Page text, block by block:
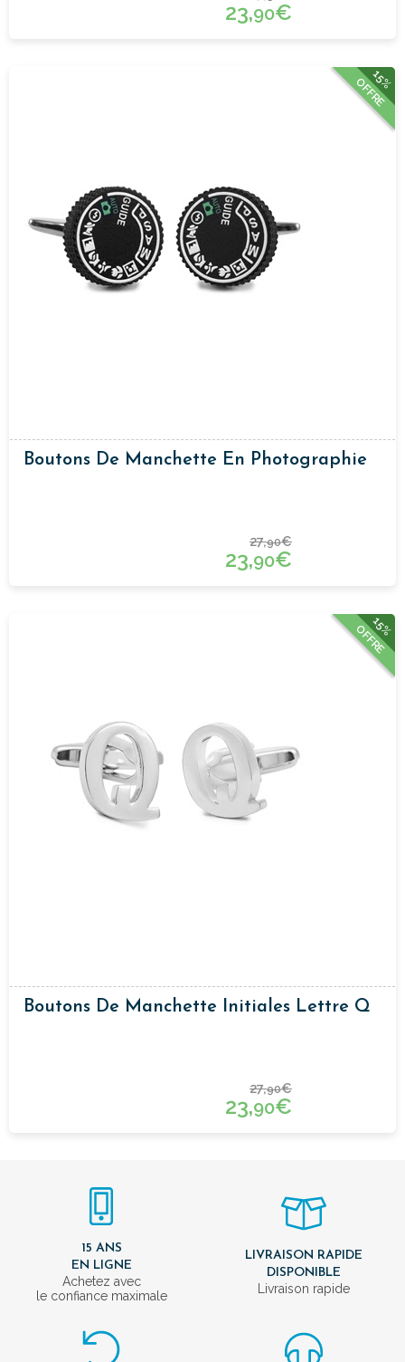
23,90€
15%
OFFRE
Boutons De Manchette En Photographie
27,90€
23,90€
15%
OFFRE
Boutons De Manchette Initiales Lettre Q
27,90€
23,90€
15 ANS
EN LIGNE
Achetez avec
le confiance maximale
LIVRAISON RAPIDE
DISPONIBLE
Livraison rapide